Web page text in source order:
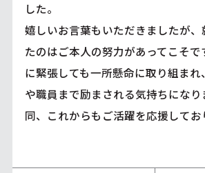
した。
嬉しいお言葉もいただきましたが、
たのはご本人の努力があってこそで
に緊張しても一所懸命に取り組ま
や職員まで励まされる気持ちにな
同、これからもご活躍を応援してお